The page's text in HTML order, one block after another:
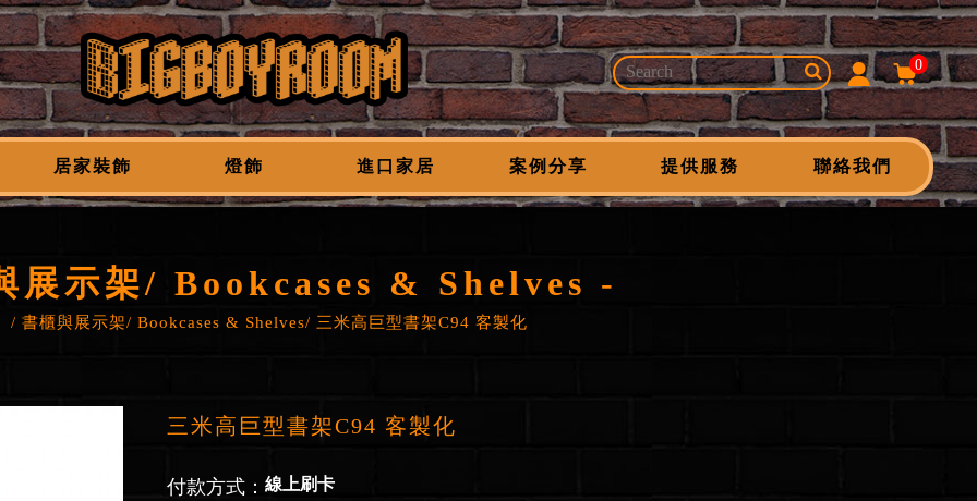
0
居家裝飾 燈飾 進口家居 案例分享 提供服務 聯絡我們
展示架/ Bookcases & Shelves -
書櫃與展示架/ Bookcases & Shelves 三米高巨型書架C94 客製化
三米高巨型書架C94 客製化
付款方式：線上刷卡